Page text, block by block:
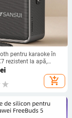
pentru karaoke în
rezistent la apă,
6000mAh, 50W
add_shopping_cart